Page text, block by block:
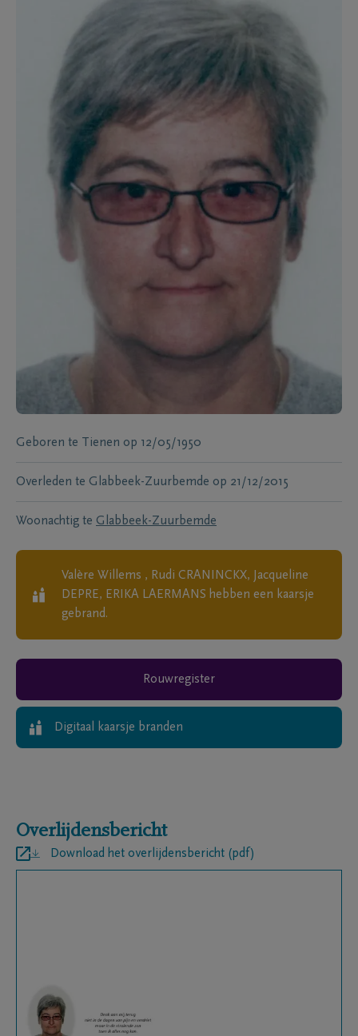
Geboren te Tienen op 12/05/1950
Overleden te Glabbeek-Zuurbemde op 21/12/2015
Woonachtig te Glabbeek-Zuurbemde
Valère Willems , Rudi CRANINCKX, Jacqueline
DEPRE, ERIKA LAERMANS hebben een kaarsje
gebrand.
Rouwregister
Digitaal kaarsje branden
Overlijdensbericht
Download het overlijdensbericht (pdf)